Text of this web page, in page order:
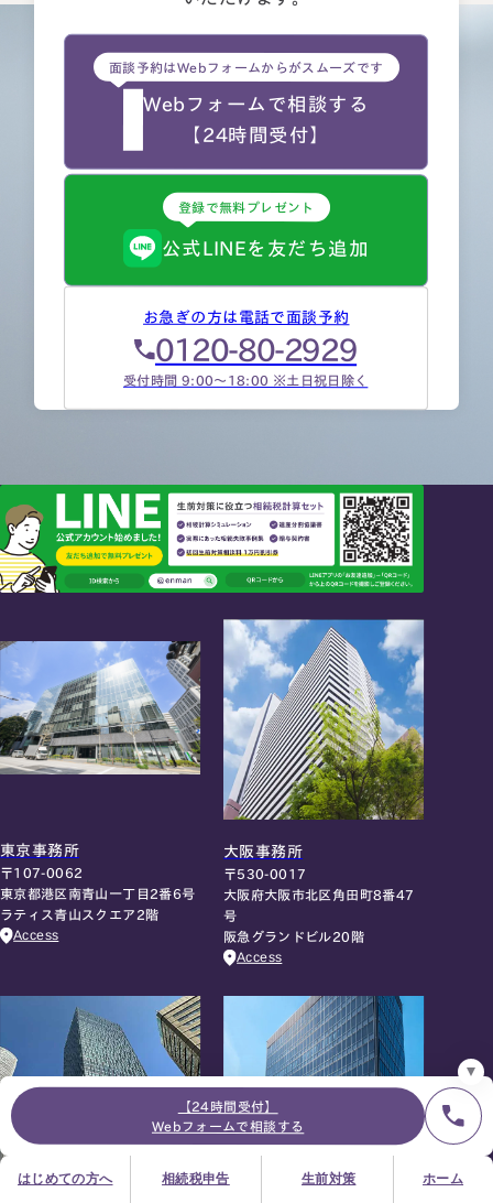
【24時間受付】
Webフォームで相談する
はじめての方へ 相続税申告 生前対策 ホーム
お急ぎの方は電話で面談予約
9:00～18:00 (土日祝日除く)
＼登録で無料プレゼント／
LINE友だち追加
面談の予約はこちら
採用サイトプライバシーポリシー サイトマップ
面談予約はWebフォームからがスムーズです
Webフォームで相談する
【24時間受付】
登録で無料プレゼント
公式LINEを友だち追加
お急ぎの方は電話で面談予約
0120-80-2929
受付時間 9:00～18:00 ※土日祝日除く
東京事務所
〒107-0062
東京都港区南青山一丁目2番6号
ラティス青山スクエア2階
Access
大阪事務所
〒530-0017
大阪府大阪市北区角田町8番47
号
阪急グランドビル20階
Access